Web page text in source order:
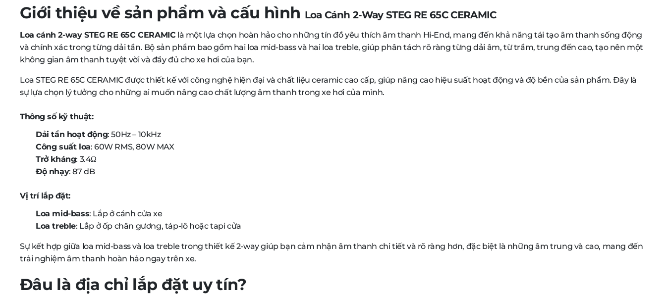
Giới thiệu về sản phẩm và cấu hình Loa Cánh 2-Way STEG RE 65C CERAMIC
Loa cánh 2-way STEG RE 65C CERAMIC là một lựa chọn hoàn hảo cho những tín đồ yêu thích âm thanh Hi-End, mang đến khả năng tái tạo âm thanh sống động
và chính xác trong từng dải tần. Bộ sản phẩm bao gồm hai loa mid-bass và hai loa treble, giúp phân tách rõ ràng từng dải âm, từ trầm, trung đến cao, tạo nên một
không gian âm thanh tuyệt vời và đầy đủ cho xe hơi của bạn.
Loa STEG RE 65C CERAMIC được thiết kế với công nghệ hiện đại và chất liệu ceramic cao cấp, giúp nâng cao hiệu suất hoạt động và độ bền của sản phẩm. Đây là
sự lựa chọn lý tưởng cho những ai muốn nâng cao chất lượng âm thanh trong xe hơi của mình.
Thông số kỹ thuật:
Dải tần hoạt động: 50Hz – 10kHz
Công suất loa: 60W RMS, 80W MAX
Trở kháng: 3.4Ω
Độ nhạy: 87 dB
Vị trí lắp đặt:
Loa mid-bass: Lắp ở cánh cửa xe
Loa treble: Lắp ở ốp chân gương, táp-lô hoặc tapi cửa
Sự kết hợp giữa loa mid-bass và loa treble trong thiết kế 2-way giúp bạn cảm nhận âm thanh chi tiết và rõ ràng hơn, đặc biệt là những âm trung và cao, mang đến
trải nghiệm âm thanh hoàn hảo ngay trên xe.
Đâu là địa chỉ lắp đặt uy tín?